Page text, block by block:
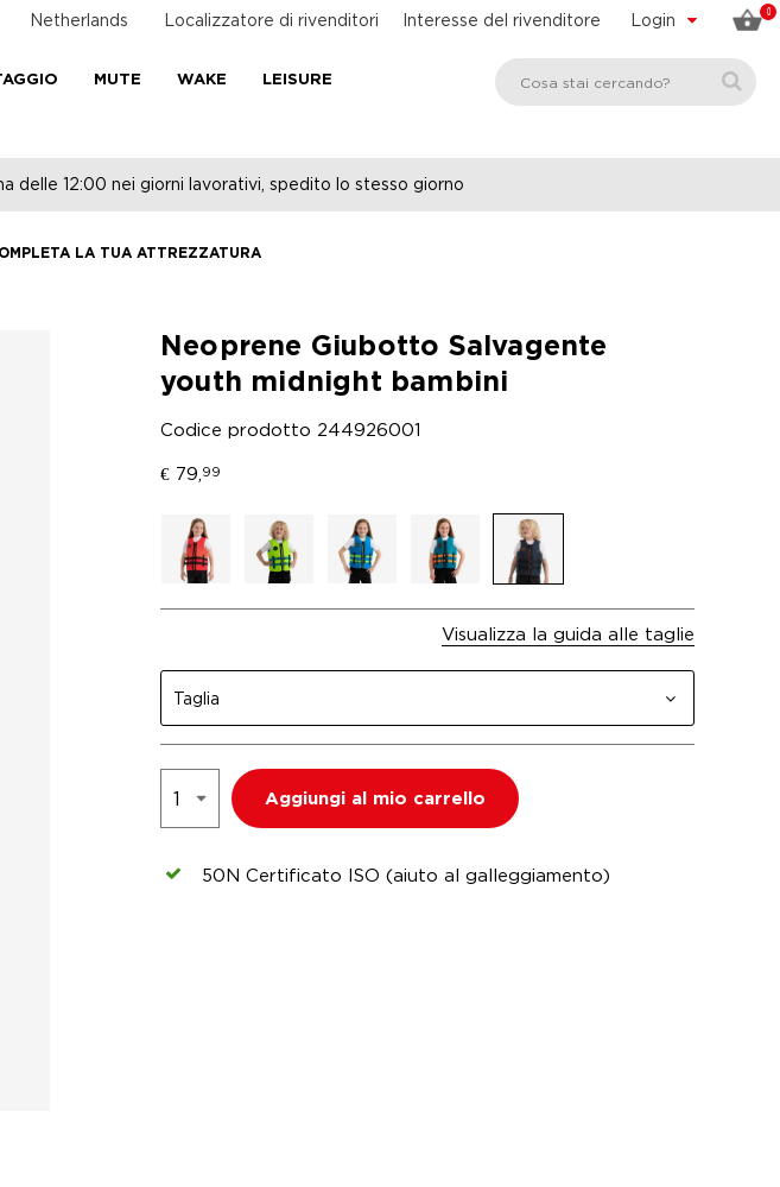
0
Login
Interesse del rivenditore
Localizzatore di rivenditori
Netherlands
MUTE WAKE LEISURE
delle 12:00 nei giorni lavorativi, spedito lo stesso giorno
LA TUA ATTREZZATURA
Neoprene Giubotto Salvagente
youth midnight bambini
Codice prodotto 244926001
€ 79, 99
Visualizza la guida alle taglie
Taglia
Aggiungi al mio carrello
50N Certificato ISO (aiuto al galleggiamento)